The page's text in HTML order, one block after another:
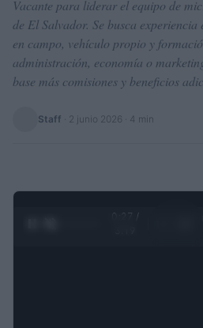
Vacante para liderar el equipo de
de El Salvador. Se busca
en campo, vehículo propio y
administración, economía o
base más comisiones y beneficios
Staff 2 junio 2026 · 4 min
0:28 /